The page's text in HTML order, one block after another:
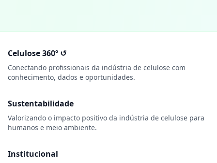
Celulose 360º ↺
Conectando profissionais da indústria de celulose com
conhecimento, dados e oportunidades.
Sustentabilidade
Valorizando o impacto positivo da indústria de celulose para
humanos e meio ambiente.
Institucional